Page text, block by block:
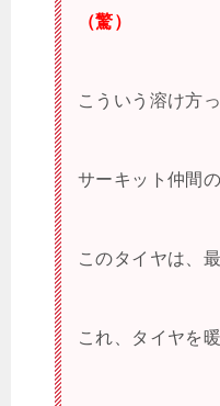
（驚）
こういう溶け方
サーキット仲間
このタイヤは、
これ、タイヤを